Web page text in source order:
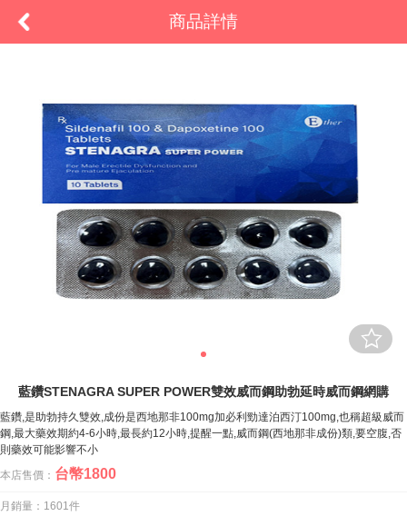
商品詳情
藍鑽STENAGRA SUPER POWER雙效威而鋼助勃延時威而鋼網購
藍鑽,是助勃持久雙效,成份是西地那非100mg加必利勁達泊西汀100mg,也稱超級威而
鋼,最大藥效期約4-6小時,最長約12小時,提醒一點,威而鋼(西地那非成份)類,要空腹,否
則藥效可能影響不小
本店售價： 台幣1800
月銷量：1601件